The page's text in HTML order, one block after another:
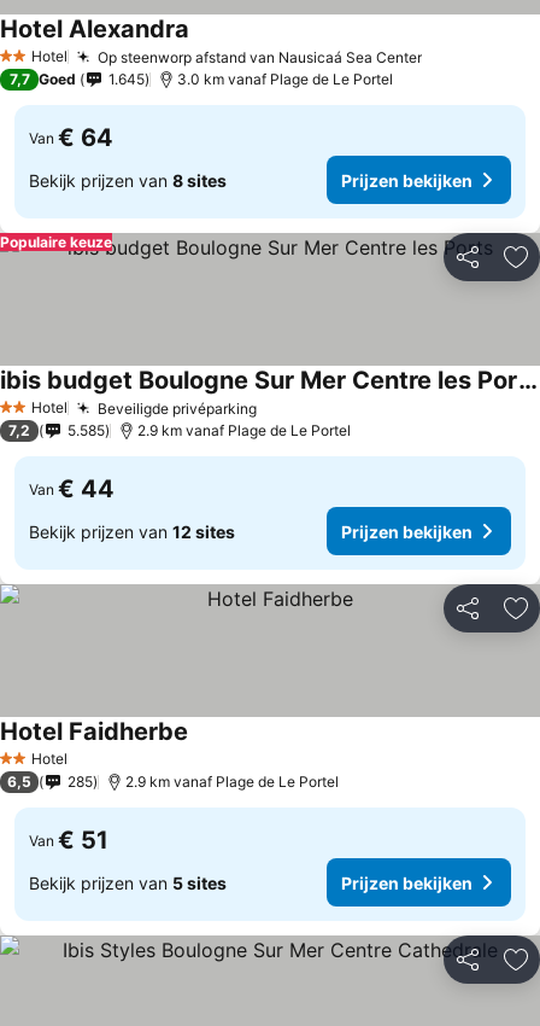
2 Sterren
Hotel Op steenworp afstand van Nausicaá Sea Center
Hotel Alexandra
7,7 Goed 1.645 3.0 km vanaf Plage de Le Portel
Van € 64
Bekijk prijzen van 8 sites Prijzen bekijken
Delen
Populaire keuze
2 Sterren
Hotel Beveiligde privéparking
ibis budget Boulogne Sur Mer Centre les Ports
7,2 5.585 2.9 km vanaf Plage de Le Portel
Van € 44
Bekijk prijzen van 12 sites Prijzen bekijken
Delen
2 Sterren
Hotel
Hotel Faidherbe
6,5 285 2.9 km vanaf Plage de Le Portel
Van € 51
Bekijk prijzen van 5 sites Prijzen bekijken
Delen